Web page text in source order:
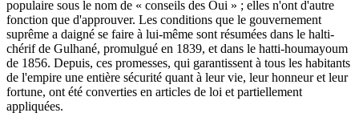
populaire sous le nom de « conseils des Oui » ; elles n'ont d'autre
fonction que d'approuver. Les conditions que le gouvernement
suprême a daigné se faire à lui-même sont résumées dans le halti-
chérif de Gulhané, promulgué en 1839, et dans le hatti-houmayoum
de 1856. Depuis, ces promesses, qui garantissent à tous les habitants
de l'empire une entière sécurité quant à leur vie, leur honneur et leur
fortune, ont été converties en articles de loi et partiellement
appliquées.